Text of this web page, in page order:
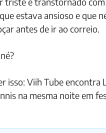
estava ansioso e que
antes de ir ao correio.
isso: Viih Tube encontra
na mesma noite em